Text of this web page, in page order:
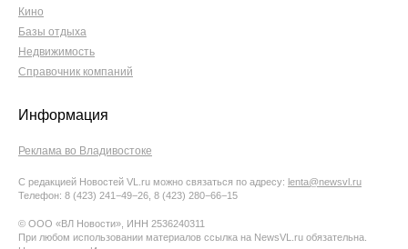
Кино
Базы отдыха
Недвижимость
Справочник компаний
Информация
Реклама во Владивостоке
С редакцией Новостей VL.ru можно связаться по адресу: lenta@newsvl.ru
Телефон: 8 (423) 241−49−26, 8 (423) 280−66−15
© ООО «ВЛ Новости», ИНН 2536240311
При любом использовании материалов ссылка на NewsVL.ru обязательна.